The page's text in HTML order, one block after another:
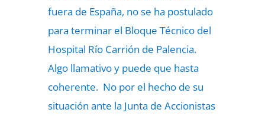
fuera de España, no se ha postulado
para terminar el Bloque Técnico del
Hospital Río Carrión de Palencia.
Algo llamativo y puede que hasta
coherente. No por el hecho de su
situación ante la Junta de Accionistas